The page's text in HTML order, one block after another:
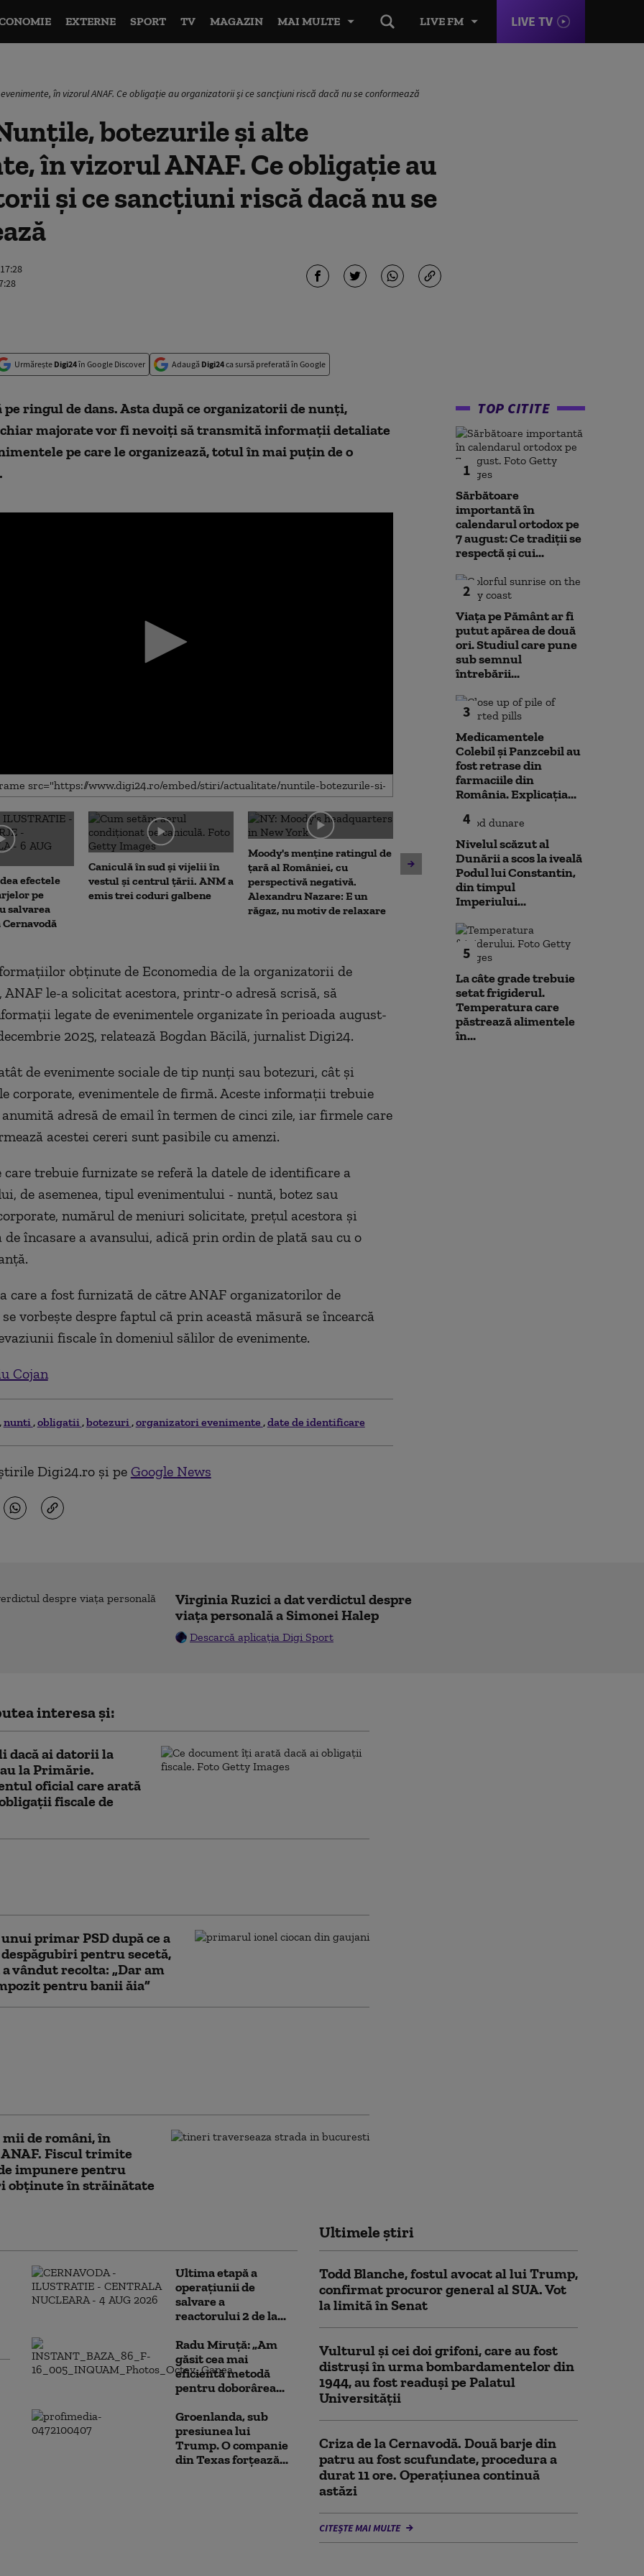
LIVE FM LIVE TV
EXTERNE SPORT TV MAGAZIN MAI MULTE
în vizorul ANAF. Ce obligație au organizatorii și ce sancțiuni riscă dacă nu se conformează
botezurile și alte
în vizorul ANAF. Ce obligație au
și ce sancțiuni riscă dacă nu se
Urmărește Digi24în Google Discover Adaugă Digi24ca sursă preferată în Google
ringul de dans. Asta după ce organizatorii de nunți,
majorate vor fi nevoiți să transmită informații detaliate
pe care le organizează, totul în mai puțin de o
efectele
pe
salvarea
Caniculă în sud și vijelii în
vestul și centrul țării. ANM a
emis trei coduri galbene
Moody's menține ratingul de
țară al României, cu
perspectivă negativă.
Alexandru Nazare: E un
răgaz, nu motiv de relaxare
De ce nu ajută ploile de vară
la diminuarea secetei.
Climatolog: Sunt distribuite
neuniform și nu acolo unde
este nevoie mai mare
Nicușor Dan
că România își
obținute de Economedia de la organizatorii de
ANAF le-a solicitat acestora, printr-o adresă scrisă, să
legate de evenimentele organizate în perioada august-
2025, relatează Bogdan Băcilă, jurnalist Digi24.
de evenimente sociale de tip nunți sau botezuri, cât și
corporate, evenimentele de firmă. Aceste informații trebuie
adresă de email în termen de cinci zile, iar firmele care
acestei cereri sunt pasibile cu amenzi.
trebuie furnizate se referă la datele de identificare a
de asemenea, tipul evenimentului - nuntă, botez sau
numărul de meniuri solicitate, prețul acestora și
încasare a avansului, adică prin ordin de plată sau cu o
care a fost furnizată de către ANAF organizatorilor de
vorbește despre faptul că prin această măsură se încearcă
fiscale în domeniul sălilor de evenimente.
Cojan
nunti obligatii botezuri organizatori evenimente date de identificare
Digi24.ro și pe Google News
TOP CITITE
1
Sărbătoare
importantă în
calendarul ortodox pe
7 august: Ce tradiții se
respectă și cui...
2
Viața pe Pământ ar fi
putut apărea de două
ori. Studiul care pune
sub semnul
întrebării...
3
Medicamentele
Colebil și Panzcebil au
fost retrase din
farmaciile din
România. Explicația...
4
Nivelul scăzut al
Dunării a scos la iveală
Podul lui Constantin,
din timpul
Imperiului...
5
La câte grade trebuie
setat frigiderul.
Temperatura care
păstrează alimentele
în...
Virginia Ruzici a dat verdictul despre
viața personală a Simonei Halep
Descarcă aplicația Digi Sport
interesa și:
dacă ai datorii la
la Primărie.
oficial care arată
fiscale de
primar PSD după ce a
pentru secetă,
vândut recolta: „Dar am
pentru banii ăia”
mii de români, în
Fiscul trimite
impunere pentru
obținute în străinătate
Ultima etapă a
operațiunii de
salvare a
reactorului 2 de la...
Radu Miruță: „Am
găsit cea mai
eficientă metodă
pentru doborârea...
Groenlanda, sub
presiunea lui
Trump. O companie
din Texas forțează...
Ultimele știri
Todd Blanche, fostul avocat al lui Trump,
confirmat procuror general al SUA. Vot
la limită în Senat
Vulturul şi cei doi grifoni, care au fost
distruşi în urma bombardamentelor din
1944, au fost readuși pe Palatul
Universității
Criza de la Cernavodă. Două barje din
patru au fost scufundate, procedura a
durat 11 ore. Operațiunea continuă
astăzi
CITEȘTE MAI MULTE